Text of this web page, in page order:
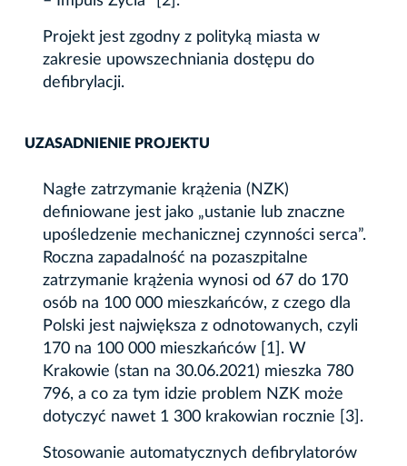
Projekt jest zgodny z polityką miasta w
zakresie upowszechniania dostępu do
defibrylacji.
UZASADNIENIE PROJEKTU
Nagłe zatrzymanie krążenia (NZK)
definiowane jest jako „ustanie lub znaczne
upośledzenie mechanicznej czynności serca”.
Roczna zapadalność na pozaszpitalne
zatrzymanie krążenia wynosi od 67 do 170
osób na 100 000 mieszkańców, z czego dla
Polski jest największa z odnotowanych, czyli
170 na 100 000 mieszkańców [1]. W
Krakowie (stan na 30.06.2021) mieszka 780
796, a co za tym idzie problem NZK może
dotyczyć nawet 1 300 krakowian rocznie [3].
Stosowanie automatycznych defibrylatorów